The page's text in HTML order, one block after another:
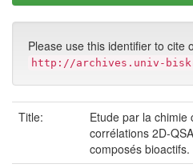
Please use this identifier to cite
http://archives.univ-
Title:
Etude par la chimie
corrélations 2D-
composés bioactifs.